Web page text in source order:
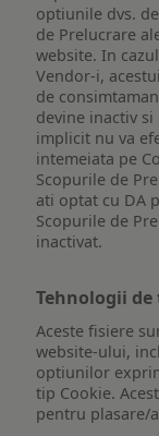
optiunile dvs.
de Prelucrare
website. In
Vendor-i,
de
devine inactiv
implicit nu va
intemeiata pe
Scopurile de
ati optat cu DA
Scopurile de
inactivat.
Tehnologii
Aceste fisiere
website-ului,
optiunilor
tip Cookie.
pentru plasare/